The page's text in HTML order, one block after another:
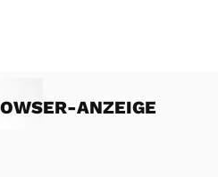
ANZEIGE